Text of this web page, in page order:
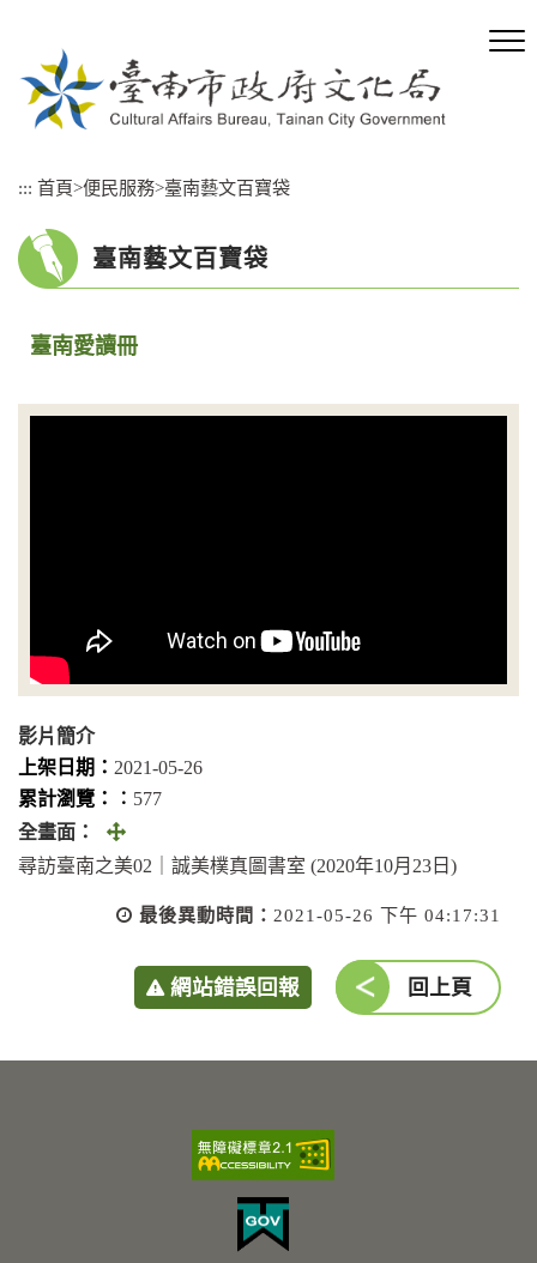
::: 首頁>便民服務>臺南藝文百寶袋
臺南藝文百寶袋
臺南愛讀冊
影片簡介
上架日期： 2021-05-26
累計瀏覽：︰ 577
全畫面：
全
畫
(另
尋訪臺南之美02｜誠美樸真圖書室 (2020年10月23日)
最後異動時間： 2021-05-26 下午 04:17:31
網站錯誤回報 回上頁